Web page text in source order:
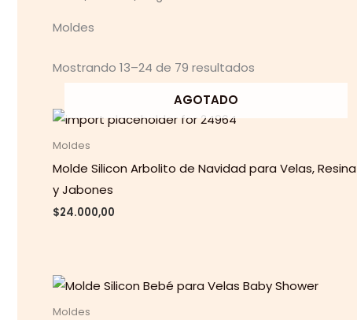
Moldes
Mostrando 13–24 de 79 resultados
AGOTADO
Moldes
Molde Silicon Arbolito de Navidad para Velas, Resina
y Jabones
$24.000,00
Moldes